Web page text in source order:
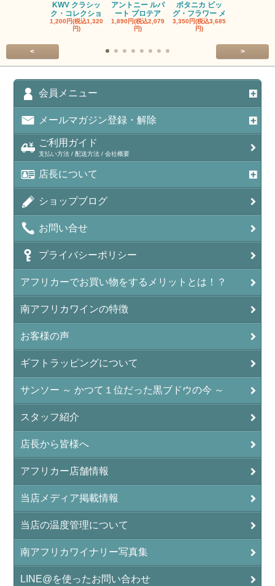
KWV クラシッ
ク・コレクショ
1,200円(税込1,320
円)
アントニー ルパ
ート プロテア
1,890円(税込2,079
円)
ボタニカ ビッ
グ・フラワー メ
3,350円(税込3,685
円)
< >
会員メニュー
メールマガジン登録・解除
ご利用ガイド
支払い方法 / 配送方法 / 会社概要
店長について
ショップブログ
お問い合せ
プライバシーポリシー
アフリカーでお買い物をするメリットとは！？
南アフリカワインの特徴
お客様の声
ギフトラッピングについて
サンソー ～ かつて１位だった黒ブドウの今 ～
スタッフ紹介
店長から皆様へ
アフリカー店舗情報
当店メディア掲載情報
当店の温度管理について
南アフリカワイナリー写真集
LINE@を使ったお問い合わせ